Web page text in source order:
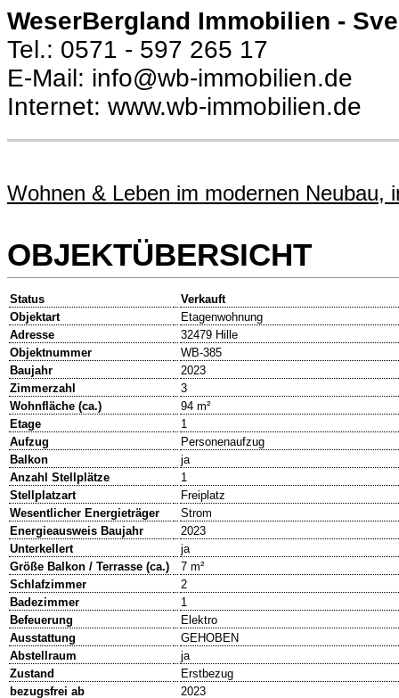
WeserBergland Immobilien -
Tel.: 0571 - 597 265 17
E-Mail: info@wb-immobilien.de
Internet: www.wb-immobilien.de
Wohnen & Leben im modernen Neubau,
OBJEKTÜBERSICHT
Status
Verkauft
Objektart
Etagenwohnung
Adresse
32479 Hille
Objektnummer
WB-385
Baujahr
2023
Zimmerzahl
3
Wohnfläche (ca.)
94 m²
Etage
1
Aufzug
Personenaufzug
Balkon
ja
Anzahl Stellplätze
1
Stellplatzart
Freiplatz
Wesentlicher Energieträger
Strom
Energieausweis Baujahr
2023
Unterkellert
ja
Größe Balkon / Terrasse (ca.)
7 m²
Schlafzimmer
2
Badezimmer
1
Befeuerung
Elektro
Ausstattung
GEHOBEN
Abstellraum
ja
Zustand
Erstbezug
bezugsfrei ab
2023